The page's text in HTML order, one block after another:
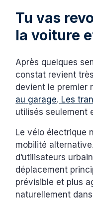
Tu vas
la voiture
Après quelques
constat revient
devient le premier
au garage. Les
utilisés seulement
Le vélo électrique
mobilité
d’utilisateurs
déplacement
prévisible et plus
naturellement